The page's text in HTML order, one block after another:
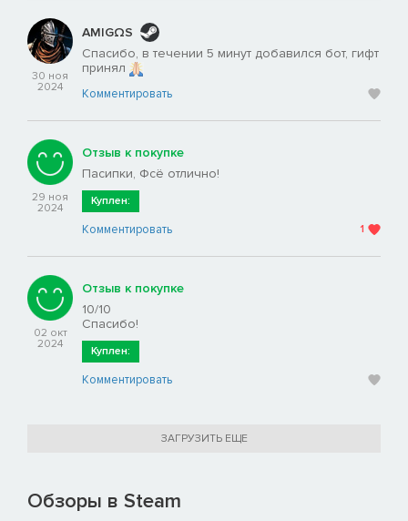
30 ноя
2024
AMIGΩS
Спасибо, в течении 5 минут добавился бот, гифт
принял
Комментировать
29 ноя
2024
Отзыв к покупке
Пасипки, Фсё отлично!
Куплен:
Комментировать 1
02 окт
2024
Отзыв к покупке
10/10
Спасибо!
Куплен:
Комментировать
ЗАГРУЗИТЬ ЕЩЕ
Обзоры в Steam